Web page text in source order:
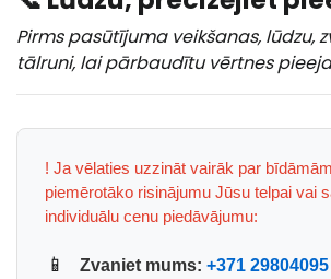
Pirms pasūtījuma veikšanas, lūdzu,
tālruni, lai pārbaudītu vērtnes
! Ja vēlaties uzzināt vairāk par
piemērotāko risinājumu Jūsu telpai vai
individuālu cenu piedāvājumu:
📱 Zvaniet mums: +371 29804095